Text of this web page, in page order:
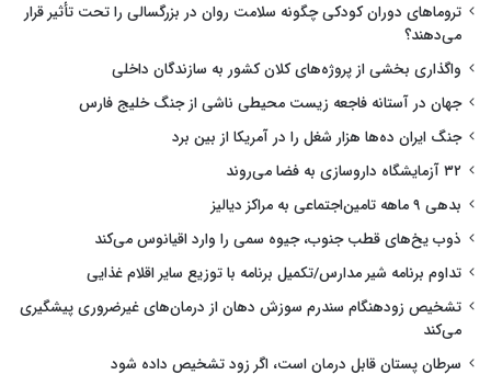
تروماهای دوران کودکی چگونه سلامت روان در بزرگسالی را تحت تأثیر قرار
می‌دهند؟
واگذاری بخشی از پروژه‌های کلان کشور به سازندگان داخلی
جهان در آستانه فاجعه زیست محیطی ناشی از جنگ خلیج فارس
جنگ ایران ده‌ها هزار شغل را در آمریکا از بین برد
۳۲ آزمایشگاه داروسازی به فضا می‌روند
بدهی ۹ ماهه تامین‌اجتماعی به مراکز دیالیز
ذوب یخ‌های قطب جنوب، جیوه سمی را وارد اقیانوس می‌کند
تداوم برنامه شیر مدارس/تکمیل برنامه با توزیع سایر اقلام غذایی
تشخیص زودهنگام سندرم سوزش دهان از درمان‌های غیرضروری پیشگیری
می‌کند
سرطان پستان قابل درمان است، اگر زود تشخیص داده شود